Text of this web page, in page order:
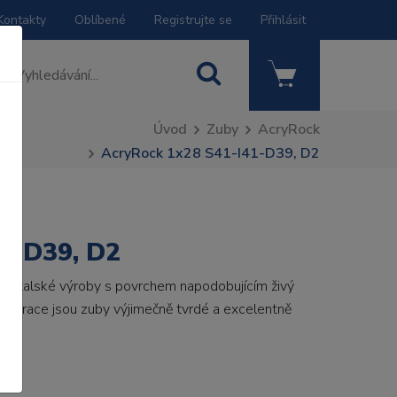
Oblíbené Registrujte se Přihlásit
Úvod Zuby
AcryRock
AcryRock 1x28 S41-I41-D39, D2
D39, D2
italské výroby s povrchem napodobujícím živý
jsou zuby výjimečně tvrdé a excelentně